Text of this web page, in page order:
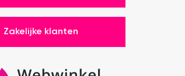
Zakelijke klanten